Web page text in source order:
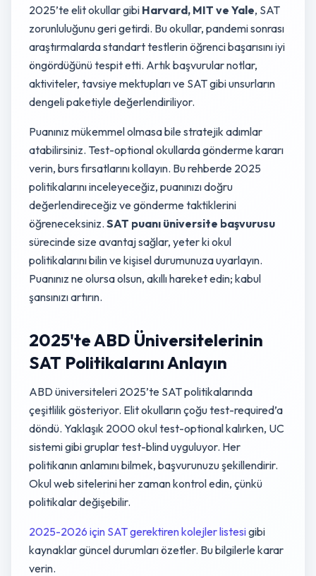
2025’te elit okullar gibi Harvard, MIT ve Yale, SAT
zorunluluğunu geri getirdi. Bu okullar, pandemi sonrası
araştırmalarda standart testlerin öğrenci başarısını iyi
öngördüğünü tespit etti. Artık başvurular notlar,
aktiviteler, tavsiye mektupları ve SAT gibi unsurların
dengeli paketiyle değerlendiriliyor.
Puanınız mükemmel olmasa bile stratejik adımlar
atabilirsiniz. Test-optional okullarda gönderme kararı
verin, burs fırsatlarını kollayın. Bu rehberde 2025
politikalarını inceleyeceğiz, puanınızı doğru
değerlendireceğiz ve gönderme taktiklerini
öğreneceksiniz. SAT puanı üniversite başvurusu
sürecinde size avantaj sağlar, yeter ki okul
politikalarını bilin ve kişisel durumunuza uyarlayın.
Puanınız ne olursa olsun, akıllı hareket edin; kabul
şansınızı artırın.
2025'te ABD Üniversitelerinin
SAT Politikalarını Anlayın
ABD üniversiteleri 2025’te SAT politikalarında
çeşitlilik gösteriyor. Elit okulların çoğu test-required’a
döndü. Yaklaşık 2000 okul test-optional kalırken, UC
sistemi gibi gruplar test-blind uyguluyor. Her
politikanın anlamını bilmek, başvurunuzu şekillendirir.
Okul web sitelerini her zaman kontrol edin, çünkü
politikalar değişebilir.
2025-2026 için SAT gerektiren kolejler listesigibi
kaynaklar güncel durumları özetler. Bu bilgilerle karar
verin.